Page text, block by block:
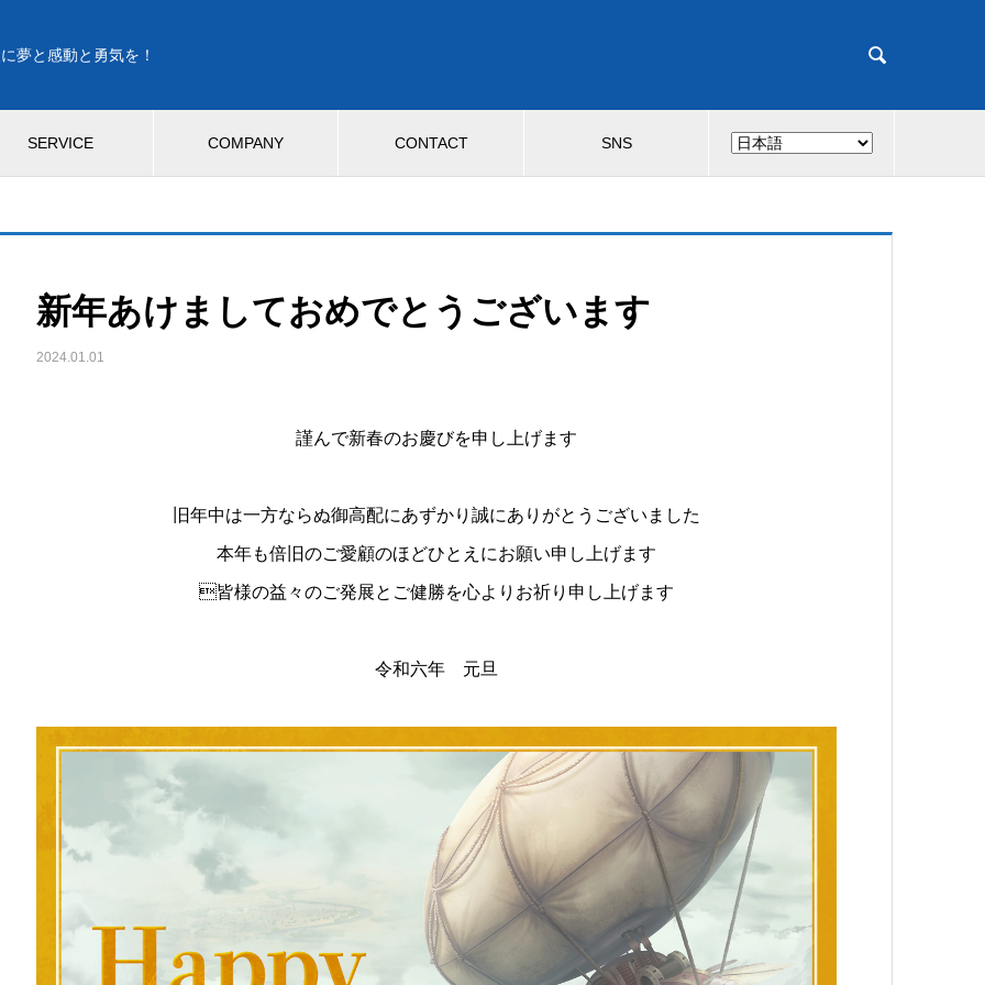
夢と感動と勇気を！ 
SERVICE COMPANY CONTACT SNS
新年あけましておめでとうございます
2024.01.01
謹んで新春のお慶びを申し上げます
旧年中は一方ならぬ御高配にあずかり誠にありがとうございました
本年も倍旧のご愛顧のほどひとえにお願い申し上げます
皆様の益々のご発展とご健勝を心よりお祈り申し上げます
令和六年 元旦